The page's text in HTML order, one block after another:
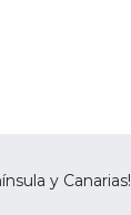
y Canarias!